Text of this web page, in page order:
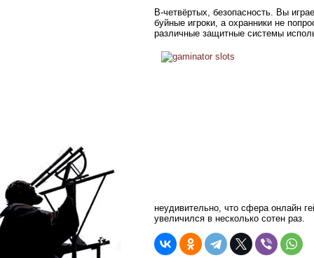
В-четвёртых, безопасность. Вы
буйные игроки, а охранники не
различные защитные системы
неудивительно, что сфера онлайн
увеличился в несколько сотен раз.